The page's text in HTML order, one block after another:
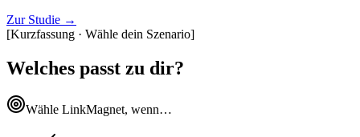
Zur Studie →
[Kurzfassung · Wähle dein Szenario]
Welches passt zu dir?
Wähle LinkMagnet, wenn…